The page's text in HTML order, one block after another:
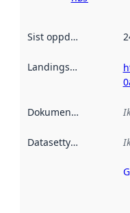
Sist oppdatert
Landingsside
Dokumentasjon
Datasettype